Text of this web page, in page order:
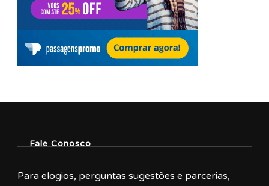
Fale Conosco
Para elogios, perguntas sugestões e parcerias,